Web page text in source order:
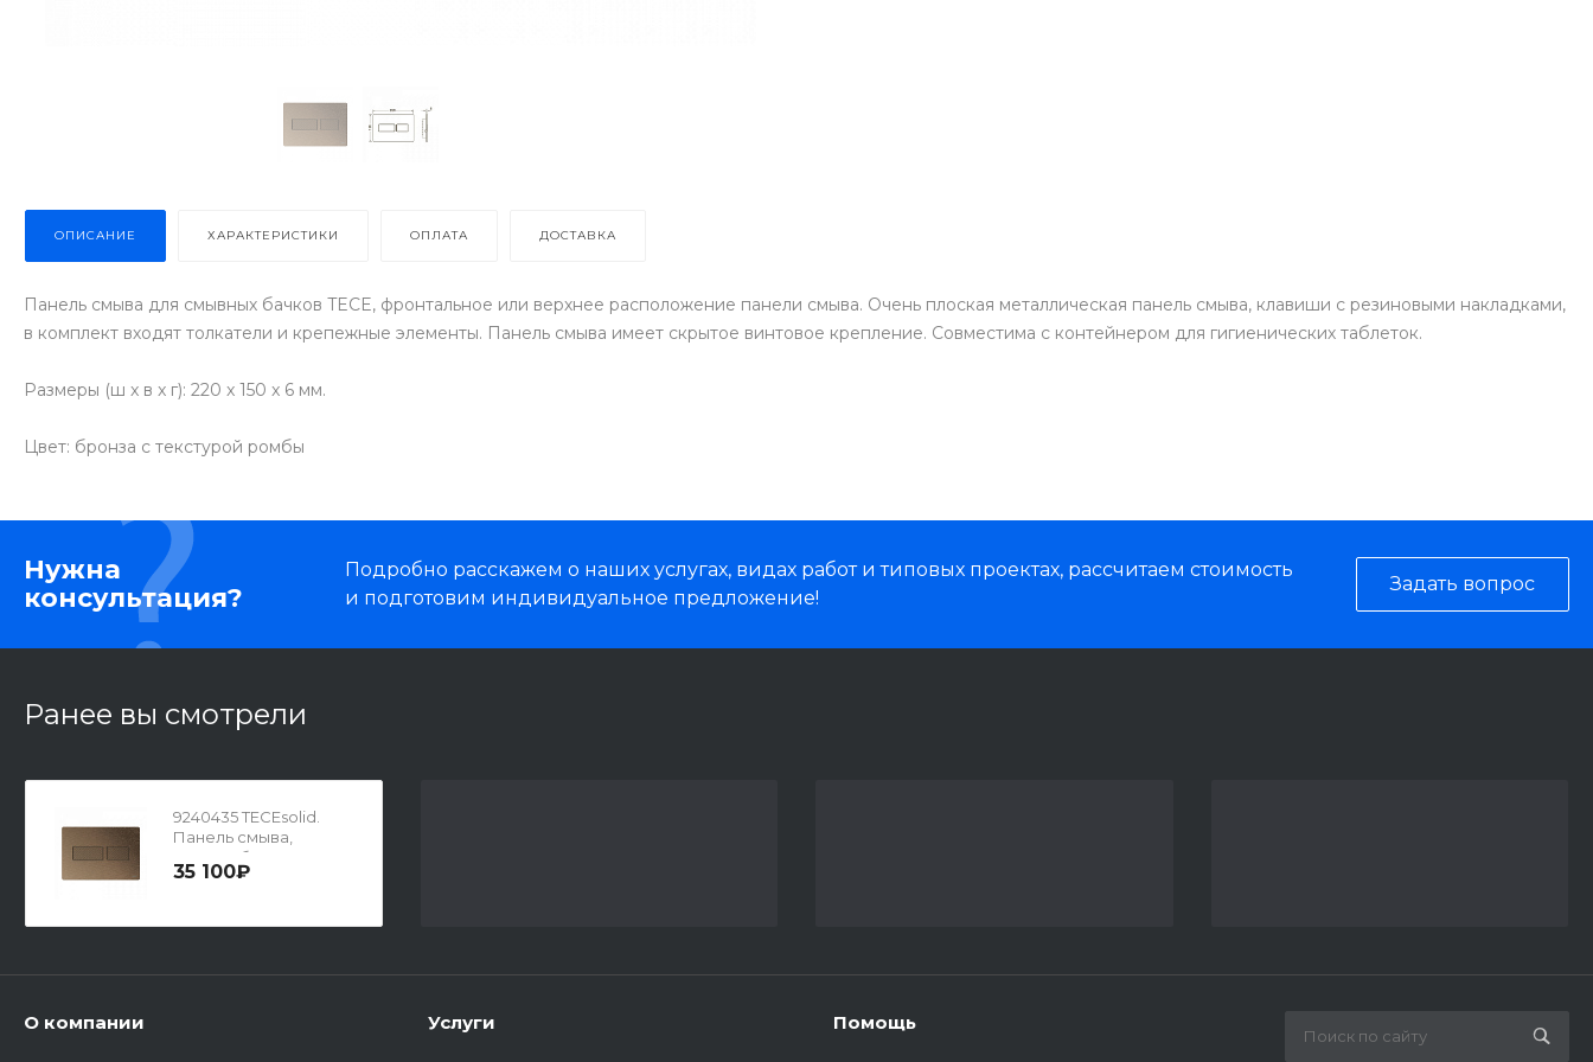
ОПИСАНИЕ ХАРАКТЕРИСТИКИ ОПЛАТА ДОСТАВКА
Панель смыва для смывных бачков TECE, фронтальное или верхнее расположение панели смыва. Очень плоская металлическая панель смыва, клавиши с резиновыми накладками,
в комплект входят толкатели и крепежные элементы. Панель смыва имеет скрытое винтовое крепление. Совместима с контейнером для гигиенических таблеток.
Размеры (ш x в x г): 220 x 150 x 6 мм.
Цвет: бронза с текстурой ромбы
Нужна
консультация?
Подробно расскажем о наших услугах, видах работ и типовых проектах, рассчитаем стоимость
и подготовим индивидуальное предложение!
Задать вопрос
Ранее вы смотрели
9240435 TECEsolid.
Панель смыва,
металл, бронза, с
текстурой ромбы
35 100₽
О компании Услуги Помощь